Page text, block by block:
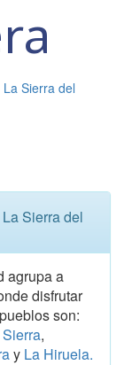
Sierra del
Sierra del
agrupa a
disfrutar
son:
,
y La Hiruela.